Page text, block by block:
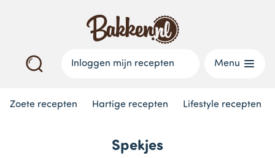
Inloggen mijn recepten Menu
Zoete recepten Hartige recepten Lifestyle recepten
Spekjes